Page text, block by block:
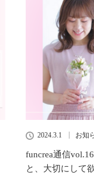
2024.3.1 お知
funcrea通信
と、大切にして